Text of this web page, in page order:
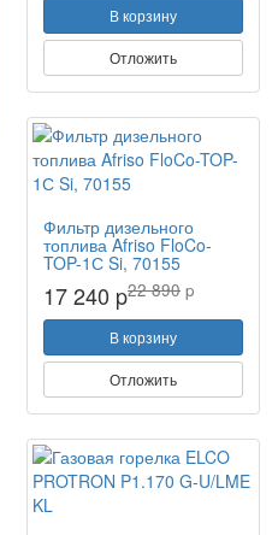
В корзину
Отложить
Фильтр дизельного
топлива Afriso FloCo-
TOP-1С Si, 70155
17 240 p22 890 p
В корзину
Отложить